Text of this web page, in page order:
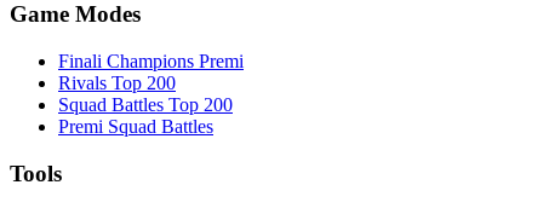
Game Modes
Finali Champions Premi
Rivals Top 200
Squad Battles Top 200
Premi Squad Battles
Tools